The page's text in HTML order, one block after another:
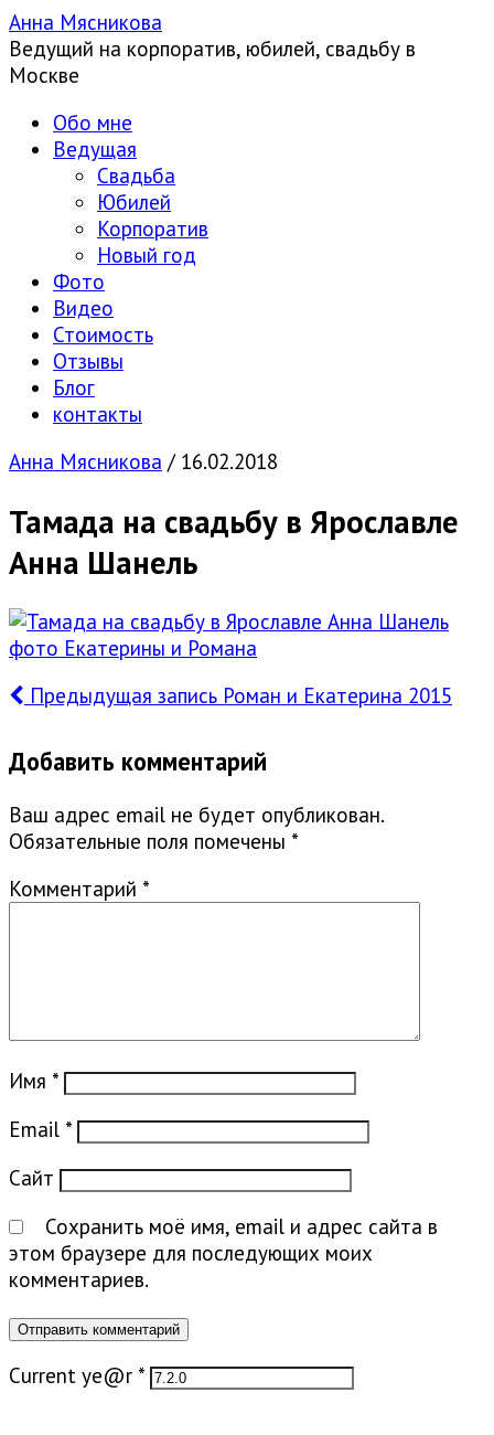
Анна Мясникова
Ведущий на корпоратив, юбилей, свадьбу в
Москве
Обо мне
Ведущая
Свадьба
Юбилей
Корпоратив
Новый год
Фото
Видео
Стоимость
Отзывы
Блог
контакты
Анна Мясникова / 16.02.2018
Тамада на свадьбу в Ярославле
Анна Шанель
Предыдущая запись Роман и Екатерина 2015
Добавить комментарий
Ваш адрес email не будет опубликован.
Обязательные поля помечены *
Комментарий *
Имя *
Email *
Сайт
Сохранить моё имя, email и адрес сайта в
этом браузере для последующих моих
комментариев.
Current ye@r *